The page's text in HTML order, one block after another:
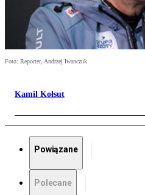
Foto: Reporter, Andrzej Iwanczuk
Kamil Kołsut
Powiązane
Polecane